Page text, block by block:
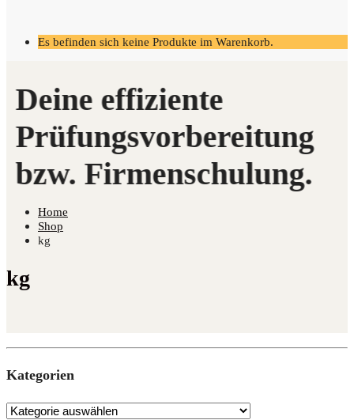
Es befinden sich keine Produkte im Warenkorb.
Home
Shop
kg
kg
Kate­go­rien